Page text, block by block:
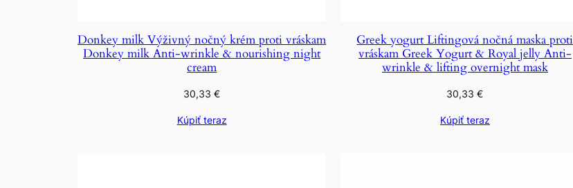
Donkey milk Výživný nočný krém proti vráskam
Donkey milk Anti-wrinkle & nourishing night
cream
30,33€
Kúpiť teraz
Greek yogurt Liftingová nočná maska proti
vráskam Greek Yogurt & Royal jelly Anti-
wrinkle & lifting overnight mask
30,33€
Kúpiť teraz